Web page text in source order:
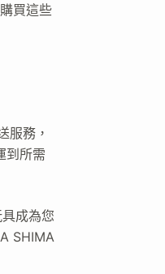
買這些
服務，
到所需
成為您
SHIMA